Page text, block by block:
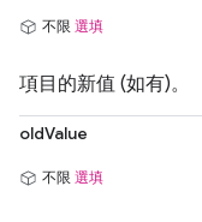
不限 選填
項目的新值 (如有)。
oldValue
不限 選填